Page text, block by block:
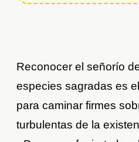
Reconocer el señorío
especies sagradas es
para caminar firmes
turbulentas de la